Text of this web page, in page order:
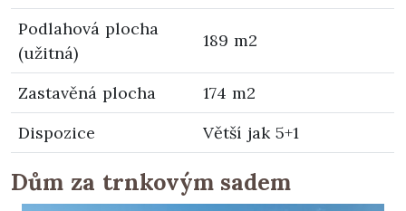
Podlahová plocha
(užitná)
189 m2
Zastavěná plocha
174 m2
Dispozice
Větší jak 5+1
Dům za trnkovým sadem